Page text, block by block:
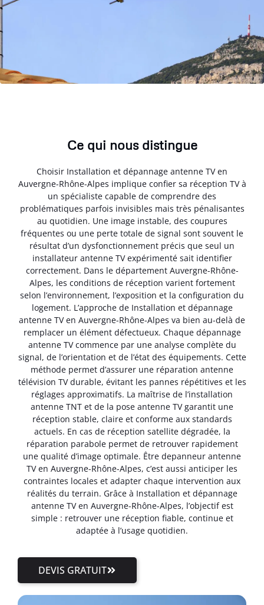
Ce qui nous distingue
Choisir Installation et dépannage antenne TV en
Auvergne-Rhône-Alpes implique confier sa réception TV à
un spécialiste capable de comprendre des
problématiques parfois invisibles mais très pénalisantes
au quotidien. Une image instable, des coupures
fréquentes ou une perte totale de signal sont souvent le
résultat d’un dysfonctionnement précis que seul un
installateur antenne TV expérimenté sait identifier
correctement. Dans le département Auvergne-Rhône-
Alpes, les conditions de réception varient fortement
selon l’environnement, l’exposition et la configuration du
logement. L’approche de Installation et dépannage
antenne TV en Auvergne-Rhône-Alpes va bien au-delà de
remplacer un élément défectueux. Chaque dépannage
antenne TV commence par une analyse complète du
signal, de l’orientation et de l’état des équipements. Cette
méthode permet d’assurer une réparation antenne
télévision TV durable, évitant les pannes répétitives et les
réglages approximatifs. La maîtrise de l’installation
antenne TNT et de la pose antenne TV garantit une
réception stable, claire et conforme aux standards
actuels. En cas de réception satellite dégradée, la
réparation parabole permet de retrouver rapidement
une qualité d’image optimale. Être depanneur antenne
TV en Auvergne-Rhône-Alpes, c’est aussi anticiper les
contraintes locales et adapter chaque intervention aux
réalités du terrain. Grâce à Installation et dépannage
antenne TV en Auvergne-Rhône-Alpes, l’objectif est
simple : retrouver une réception fiable, continue et
adaptée à l’usage quotidien.
DEVIS GRATUIT